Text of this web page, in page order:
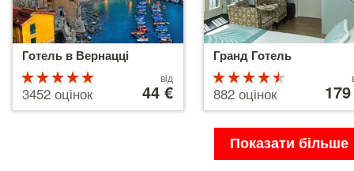
Готель в Вернацці
5 з 5
3452 оцінок
від
44 €
Гранд Готель
4.5 з 5
882 оцінок 179 €
Показати більше